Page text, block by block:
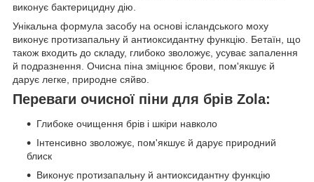
виконує бактерицидну дію.
Унікальна формула засобу на основі ісландського моху
виконує протизапальну й антиоксидантну функцію. Бетаїн, що
також входить до складу, глибоко зволожує, усуває запалення
й подразнення. Очисна піна зміцнює брови, пом'якшує й
дарує легке, природне сяйво.
Переваги очисної піни для брів Zola:
Глибоке очищення брів і шкіри навколо
Інтенсивно зволожує, пом'якшує й дарує природний
блиск
Виконує протизапальну й антиоксидантну функцію